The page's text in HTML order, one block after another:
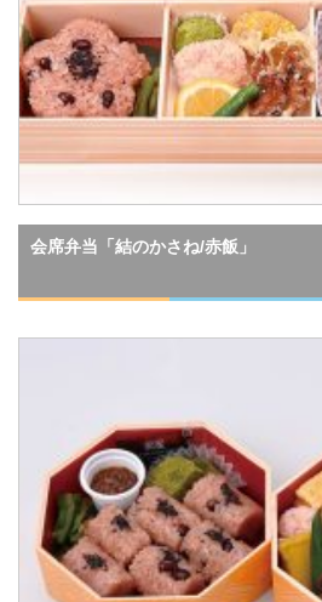
会席弁当「結のかさね/赤飯」